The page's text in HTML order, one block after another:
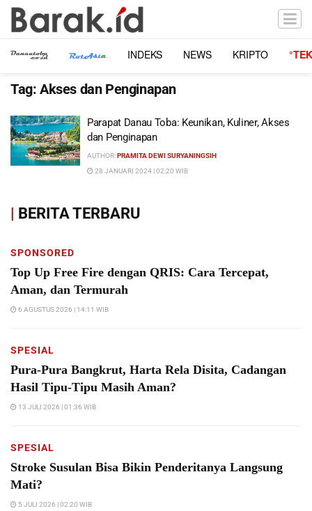
INDEKS NEWS KRIPTO
Tag: Akses dan Penginapan
Parapat Danau Toba: Keunikan, Kuliner, Akses
dan Penginapan
AUTHOR:PRAMITA DEWI SURYANINGSIH
28 JANUARI 2024 | 02:20 WIB
| BERITA TERBARU
SPONSORED
Top Up Free Fire dengan QRIS: Cara Tercepat,
Aman, dan Termurah
6 AGUSTUS 2026 | 14:11 WIB
SPESIAL
Pura-Pura Bangkrut, Harta Rela Disita, Cadangan
Hasil Tipu-Tipu Masih Aman?
13 JULI 2026 | 01:36 WIB
SPESIAL
Stroke Susulan Bisa Bikin Penderitanya Langsung
Mati?
5 JULI 2026 | 02:20 WIB